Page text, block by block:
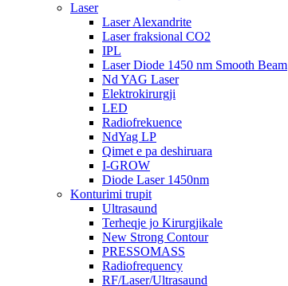
Laser
Laser Alexandrite
Laser fraksional CO2
IPL
Laser Diode 1450 nm Smooth Beam
Nd YAG Laser
Elektrokirurgji
LED
Radiofrekuence
NdYag LP
Qimet e pa deshiruara
I-GROW
Diode Laser 1450nm
Konturimi trupit
Ultrasaund
Terheqje jo Kirurgjikale
New Strong Contour
PRESSOMASS
Radiofrequency
RF/Laser/Ultrasaund